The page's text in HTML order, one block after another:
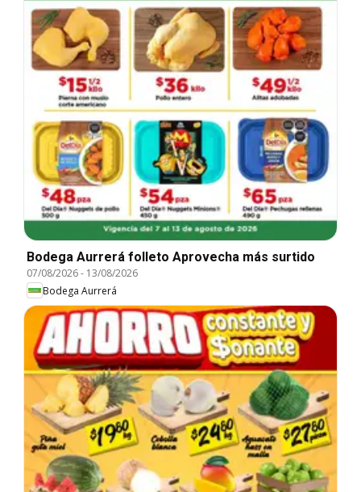
Bodega Aurrerá folleto Aprovecha más surtido
07/08/2026- 13/08/2026
Bodega Aurrerá